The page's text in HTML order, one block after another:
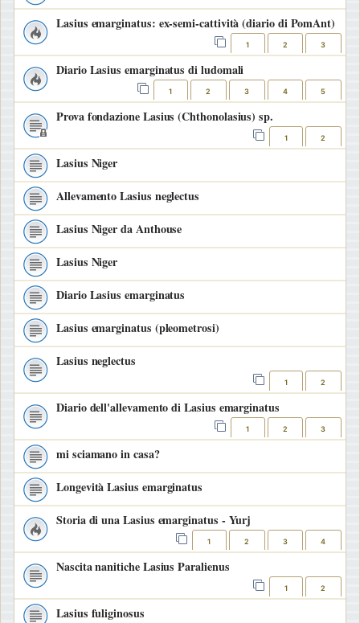
Lasius emarginatus: ex-semi-cattività (diario di PomAnt)
1 2 3
Diario Lasius emarginatus di ludomali
1 2 3 4 5
Prova fondazione Lasius (Chthonolasius) sp.
1 2
Lasius Niger
Allevamento Lasius neglectus
Lasius Niger da Anthouse
Lasius Niger
Diario Lasius emarginatus
Lasius emarginatus (pleometrosi)
Lasius neglectus
1 2
Diario dell'allevamento di Lasius emarginatus
1 2 3
mi sciamano in casa?
Longevità Lasius emarginatus
Storia di una Lasius emarginatus - Yurj
1 2 3 4
Nascita nanitiche Lasius Paralienus
1 2
Lasius fuliginosus